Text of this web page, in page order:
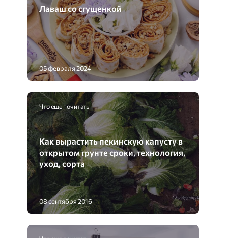
Лаваш со сгущенкой
05 февраля 2024
Что еще почитать
Как вырастить пекинскую капусту в
открытом грунте сроки, технология,
уход, сорта
08 сентября 2016